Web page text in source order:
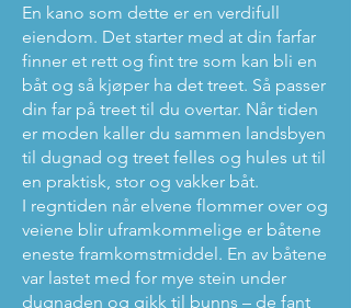
En kano som dette er en verdifull
eiendom. Det starter med at din farfar
finner et rett og fint tre som kan bli en
båt og så kjøper ha det treet. Så passer
din far på treet til du overtar. Når tiden
er moden kaller du sammen landsbyen
til dugnad og treet felles og hules ut til
en praktisk, stor og vakker båt.
I regntiden når elvene flommer over og
veiene blir uframkommelige er båtene
eneste framkomstmiddel. En av båtene
var lastet med for mye stein under
dugnaden og gikk til bunns – de fant